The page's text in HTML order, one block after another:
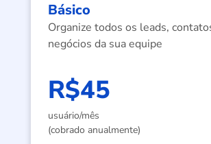
Básico
Organize todos os leads,
negócios da sua equipe
R$45
usuário/mês
(cobrado anualmente)